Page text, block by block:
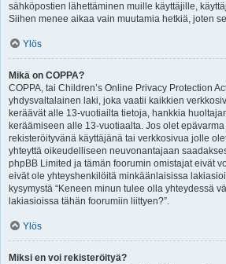
sähköpostien lähettäminen muille käyttäjille,
Siihen menee aikaa vain muutamia hetkiä, joten
Ylös
Mikä on COPPA?
COPPA, tai Children’s Online Privacy Protection
yhdysvaltalainen laki, joka vaatii kaikkien
keräävät alle 13-vuotiailta tietoja, hankkia
keräämiseen alle 13-vuotiaalta. Jos olet
rekisteröityvänä käyttäjänä tai verkkosivua jolle
yhteyttä oikeudelliseen neuvonantajaan
phpBB Limited ja tämän foorumin omistajat eivät
eivät ole yhteyshenkilöitä minkäänlaisissa
kysymystä “Keneen minun tulee olla yhteydessä
lakiasioissa tähän foorumiin liittyen?”.
Ylös
Miksi en voi rekisteröityä?